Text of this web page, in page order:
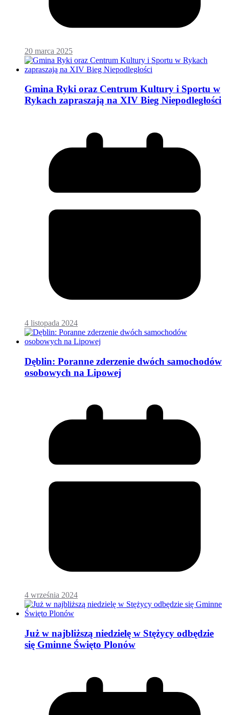
20 marca 2025
Gmina Ryki oraz Centrum Kultury i Sportu w
Rykach zapraszają na XIV Bieg Niepodległości
4 listopada 2024
Dęblin: Poranne zderzenie dwóch samochodów
osobowych na Lipowej
4 września 2024
Już w najbliższą niedzielę w Stężycy odbędzie
się Gminne Święto Plonów